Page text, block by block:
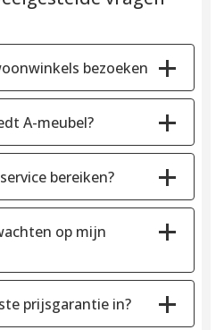
bezoeken
A-meubel?
bereiken?
op mijn
prijsgarantie in?